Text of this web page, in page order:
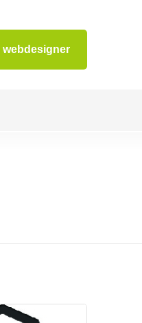
webdesigner